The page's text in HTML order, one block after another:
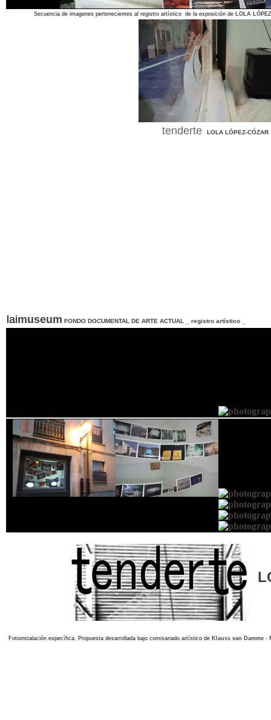
Secuencia de imagenes pertenecientes al registro artístico de la exposición de LOLA
tenderte LOLA LÓPEZ-CÓZAR
laimuseum FONDO DOCUMENTAL DE ARTE ACTUAL _ registro artístico _
Fotoinstalación específica. Propuesta desarrollada bajo comisariado artístico de Klauss van Damme -